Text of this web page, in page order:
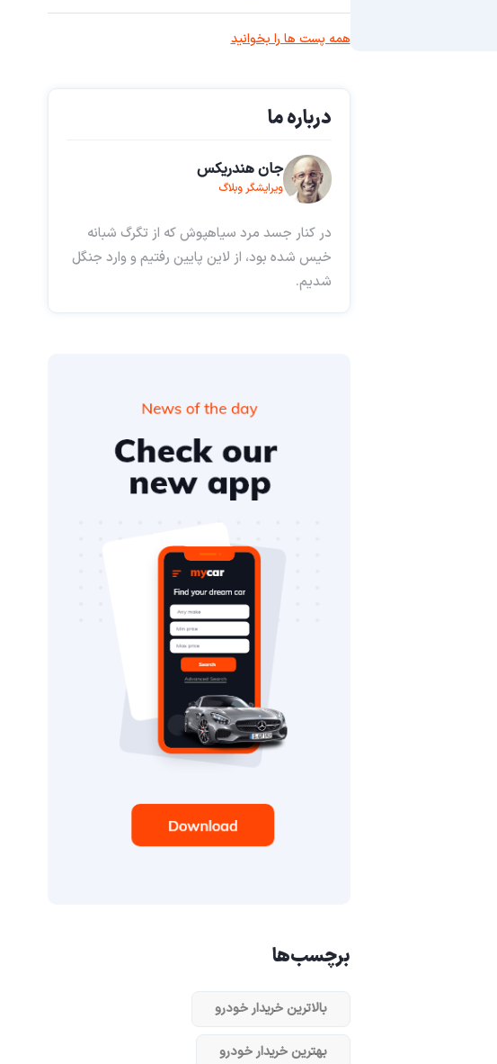
همه پست ها را بخوانید
درباره ما
جان هندریکس
ویرایشگر وبلاگ
در کنار جسد مرد سیاهپوش که از تگرگ شبانه
خیس شده بود، از لاین پایین رفتیم و وارد جنگل
شدیم.
برچسب‌ها
بالاترین خریدار خودرو
بهترین خریدار خودرو